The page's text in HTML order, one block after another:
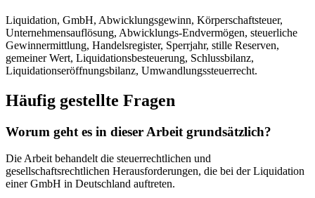
Liquidation, GmbH, Abwicklungsgewinn, Körperschaftsteuer,
Unternehmensauflösung, Abwicklungs-Endvermögen, steuerliche
Gewinnermittlung, Handelsregister, Sperrjahr, stille Reserven,
gemeiner Wert, Liquidationsbesteuerung, Schlussbilanz,
Liquidationseröffnungsbilanz, Umwandlungssteuerrecht.
Häufig gestellte Fragen
Worum geht es in dieser Arbeit grundsätzlich?
Die Arbeit behandelt die steuerrechtlichen und
gesellschaftsrechtlichen Herausforderungen, die bei der Liquidation
einer GmbH in Deutschland auftreten.